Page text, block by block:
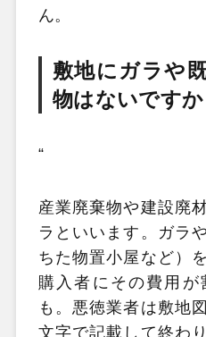
ん。
敷地にガラや
物はないですか
“
産業廃棄物や建設廃
ラといいます。ガラ
ちた物置小屋など）
購入者にその費用が
も。悪徳業者は敷地
文字で記載して終わ